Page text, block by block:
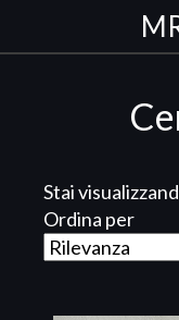
Stai
Ordina per